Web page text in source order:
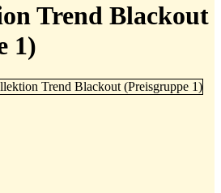
Trend Blackout
1)